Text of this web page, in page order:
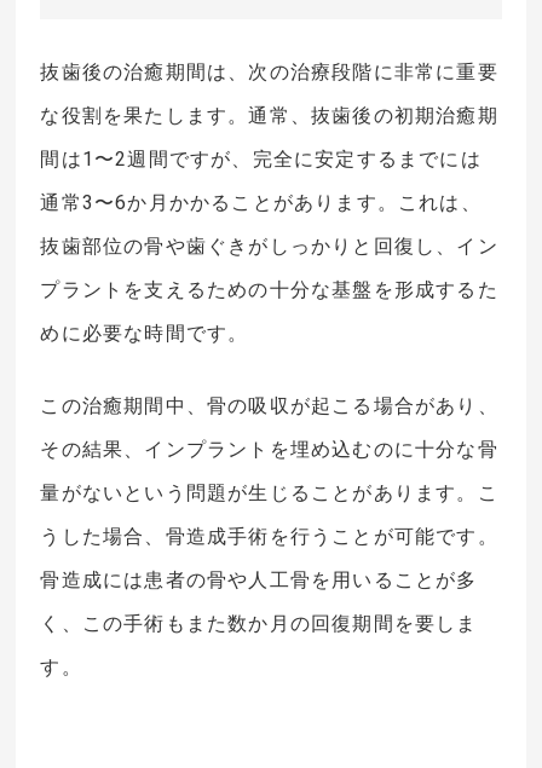
抜歯後の治癒期間は、次の治療段階に非常に重要
な役割を果たします。通常、抜歯後の初期治癒期
間は1〜2週間ですが、完全に安定するまでには
通常3〜6か月かかることがあります。これは、
抜歯部位の骨や歯ぐきがしっかりと回復し、イン
プラントを支えるための十分な基盤を形成するた
めに必要な時間です。
この治癒期間中、骨の吸収が起こる場合があり、
その結果、インプラントを埋め込むのに十分な骨
量がないという問題が生じることがあります。こ
うした場合、骨造成手術を行うことが可能です。
骨造成には患者の骨や人工骨を用いることが多
く、この手術もまた数か月の回復期間を要しま
す。